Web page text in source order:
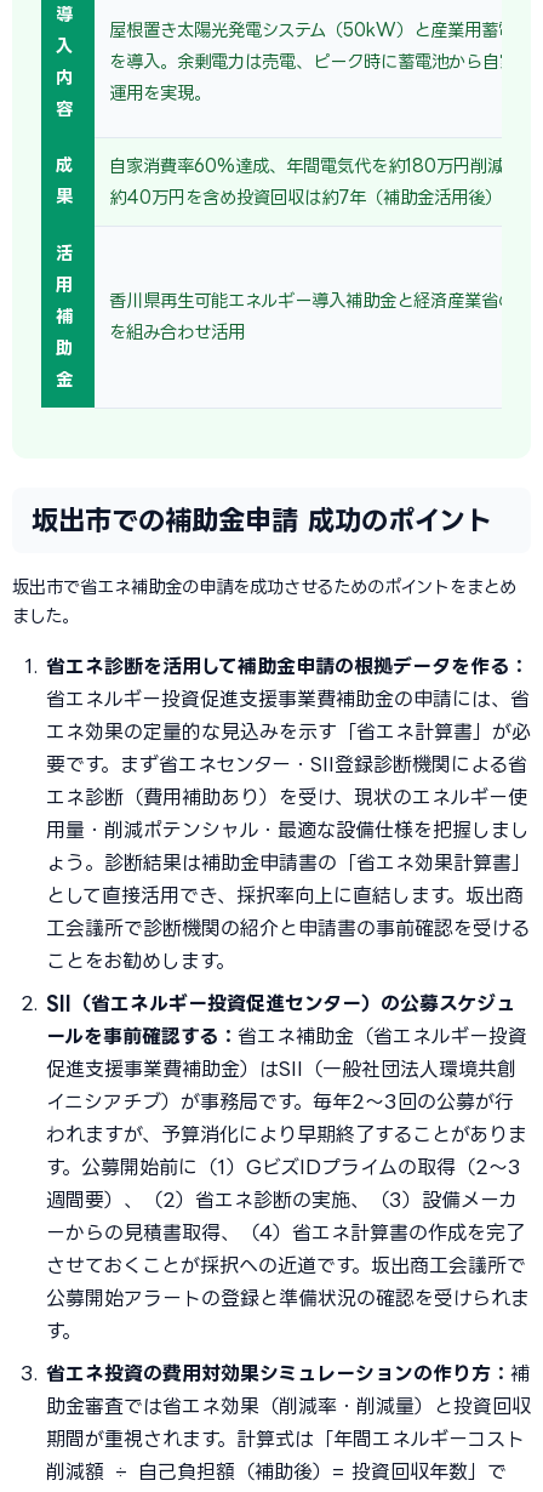
導
入
内
容
屋根置き太陽光発電システム（50kW）と産業用蓄電
を導入。余剰電力は売電、ピーク時に蓄電池から自家消
運用を実現。
成
果
自家消費率60%達成、年間電気代を約180万円削減。売
約40万円を含め投資回収は約7年（補助金活用後）。
活
用
補
助
金
香川県再生可能エネルギー導入補助金と経済産業省の省
を組み合わせ活用
坂出市での補助金申請 成功のポイント
坂出市で省エネ補助金の申請を成功させるためのポイントをまとめ
ました。
省エネ診断を活用して補助金申請の根拠データを作る：
省エネルギー投資促進支援事業費補助金の申請には、省
エネ効果の定量的な見込みを示す「省エネ計算書」が必
要です。まず省エネセンター・SII登録診断機関による省
エネ診断（費用補助あり）を受け、現状のエネルギー使
用量・削減ポテンシャル・最適な設備仕様を把握しまし
ょう。診断結果は補助金申請書の「省エネ効果計算書」
として直接活用でき、採択率向上に直結します。坂出商
工会議所で診断機関の紹介と申請書の事前確認を受ける
ことをお勧めします。
SII（省エネルギー投資促進センター）の公募スケジュ
ールを事前確認する： 省エネ補助金（省エネルギー投資
促進支援事業費補助金）はSII（一般社団法人環境共創
イニシアチブ）が事務局です。毎年2〜3回の公募が行
われますが、予算消化により早期終了することがありま
す。公募開始前に（1）GビズIDプライムの取得（2〜3
週間要）、（2）省エネ診断の実施、（3）設備メーカ
ーからの見積書取得、（4）省エネ計算書の作成を完了
させておくことが採択への近道です。坂出商工会議所で
公募開始アラートの登録と準備状況の確認を受けられま
す。
省エネ投資の費用対効果シミュレーションの作り方： 補
助金審査では省エネ効果（削減率・削減量）と投資回収
期間が重視されます。計算式は「年間エネルギーコスト
削減額 ÷ 自己負担額（補助後）= 投資回収年数」で